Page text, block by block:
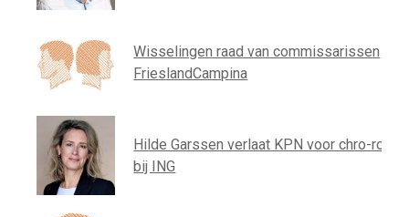
Wisselingen raad van commissarissen
FrieslandCampina
Hilde Garssen verlaat KPN voor chro-rol
bij ING